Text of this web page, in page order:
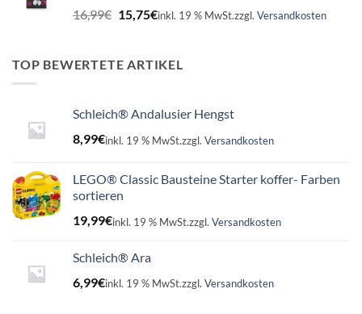
16,99€ Ursprünglicher
Preis
16,99€
15,75€Aktueller
15,75€.
inkl. 19 % MwSt.zzgl. Versandkosten
TOP BEWERTETE ARTIKEL
Schleich® Andalusier Hengst
8,99€inkl. 19 % MwSt.zzgl. Versandkosten
LEGO® Classic Bausteine Starter koffer- Farben
sortieren
19,99€inkl. 19 % MwSt.zzgl. Versandkosten
Schleich® Ara
6,99€inkl. 19 % MwSt.zzgl. Versandkosten